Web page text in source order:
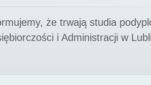
że trwają studia
i Administracji w